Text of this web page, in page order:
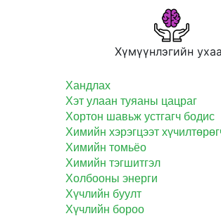
Хүмүүнлэгийн
Хандлах
Хэт улаан туяаны цацраг
Хортон шавьж устгагч бодис
Химийн хэрэгцээт
Химийн томьёо
Химийн тэгшитгэл
Холбооны энерги
Хүчлийн буулт
Хүчлийн бороо